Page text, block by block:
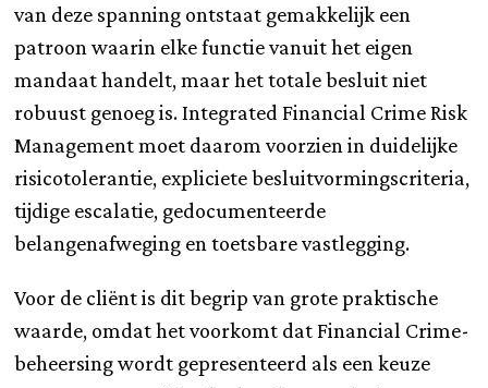
van deze spanning ontstaat gemakkelijk een
patroon waarin elke functie vanuit het eigen
mandaat handelt, maar het totale besluit niet
robuust genoeg is. Integrated Financial Crime Risk
Management moet daarom voorzien in duidelijke
risicotolerantie, expliciete besluitvormingscriteria,
tijdige escalatie, gedocumenteerde
belangenafweging en toetsbare vastlegging.
Voor de cliënt is dit begrip van grote praktische
waarde, omdat het voorkomt dat Financial Crime-
beheersing wordt gepresenteerd als een keuze